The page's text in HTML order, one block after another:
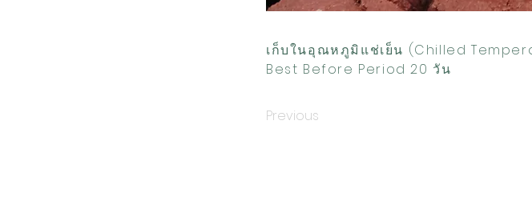
เก็บในอุณหภูมิแช่เย็น (Chilled
Best Before Period 20 วัน
Previous